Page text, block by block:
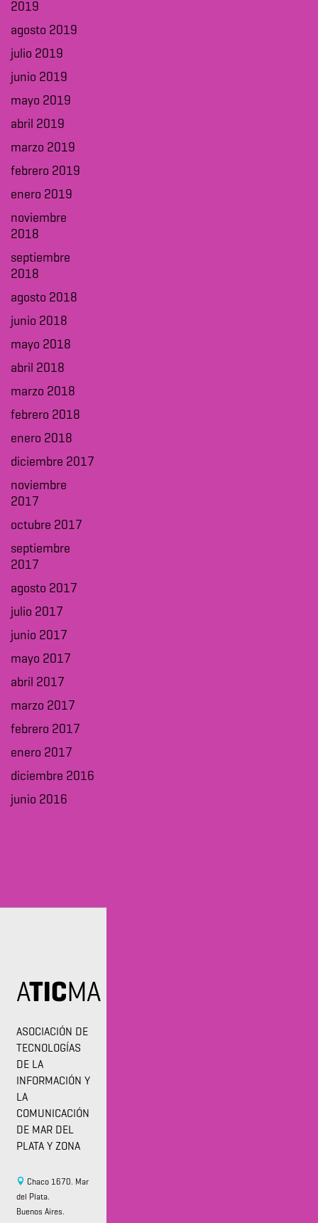
2019
agosto 2019
julio 2019
junio 2019
mayo 2019
abril 2019
marzo 2019
febrero 2019
enero 2019
noviembre
2018
septiembre
2018
agosto 2018
junio 2018
mayo 2018
abril 2018
marzo 2018
febrero 2018
enero 2018
diciembre 2017
noviembre
2017
octubre 2017
septiembre
2017
agosto 2017
julio 2017
junio 2017
mayo 2017
abril 2017
marzo 2017
febrero 2017
enero 2017
diciembre 2016
junio 2016
ASOCIACIÓN DE
TECNOLOGÍAS
DE LA
INFORMACIÓN Y
LA
COMUNICACIÓN
DE MAR DEL
PLATA Y ZONA
Chaco 1670. Mar
del Plata.
Buenos Aires.